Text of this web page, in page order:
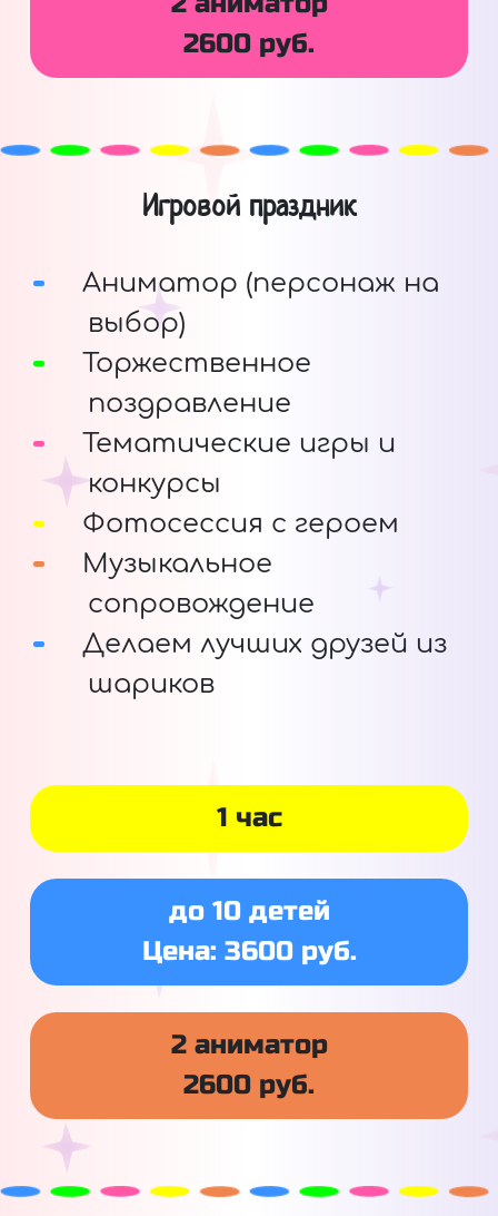
2600 руб.
Игровой праздник
Аниматор (персонаж на
выбор)
Торжественное
поздравление
Тематические игры и
конкурсы
Фотосессия с героем
Музыкальное
сопровождение
Делаем лучших друзей из
шариков
1 час
до 10 детей
Цена: 3600 руб.
2 аниматор
2600 руб.